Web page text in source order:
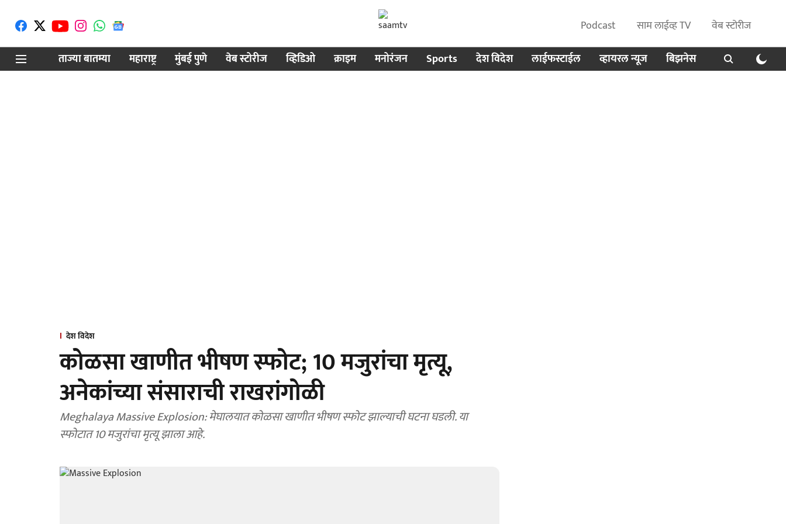
Podcast साम लाईव्ह TV
वेब स्टोरीज
ताज्या बातम्या
महाराष्ट्र मुंबई पुणे वेब स्टोरीज व्हिडिओ क्राइम मनोरंजन Sports देश विदेश लाईफस्टाईल व्हायरल न्यूज बिझनेस
देश विदेश
कोळसा खाणीत भीषण स्फोट; 10 मजुरांचा मृत्यू,
अनेकांच्या संसाराची राखरांगोळी
Meghalaya Massive Explosion: मेघालयात कोळसा खाणीत भीषण स्फोट झाल्याची घटना घडली. या
स्फोटात 10 मजुरांचा मृत्यू झाला आहे.